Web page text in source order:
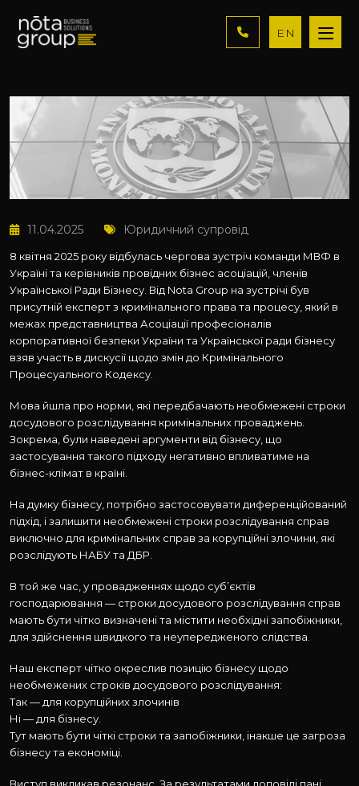
EN
11.04.2025 Юридичний супровід
8 квітня 2025 року відбулась чергова зустріч команди МВФ в
Україні та керівників провідних бізнес асоціацій, членів
Української Ради Бізнесу. Від Nota Group на зустрічі був
присутній експерт з кримінального права та процесу, який в
межах представництва Асоціації професіоналів
корпоративної безпеки України та Української ради бізнесу
взяв участь в дискусії щодо змін до Кримінального
Процесуального Кодексу.
Мова йшла про норми, які передбачають необмежені строки
досудового розслідування кримінальних проваджень.
Зокрема, були наведені аргументи від бізнесу, що
застосування такого підходу негативно впливатиме на
бізнес-клімат в країні.
На думку бізнесу, потрібно застосовувати диференційований
підхід, і залишити необмежені строки розслідування справ
виключно для кримінальних справ за корупційні злочини, які
розслідують НАБУ та ДБР.
В той же час, у провадженнях щодо суб’єктів
господарювання — строки досудового розслідування справ
мають бути чітко визначені та містити необхідні запобіжники,
для здійснення швидкого та неупередженого слідства.
Наш експерт чітко окреслив позицію бізнесу щодо
необмежених строків досудового розслідування:
Так — для корупційних злочинів
Ні — для бізнесу.
Тут мають бути чіткі строки та запобіжники, інакше це загроза
бізнесу та економіці.
Виступ викликав резонанс. За результатами доповіді пані